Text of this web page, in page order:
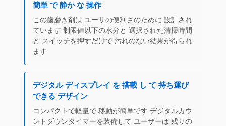
簡単 で 静か な 操作
この歯磨き剤は ユーザの便利さのために 設計され
ています 制限値以下の水分と 選択された清掃時間
と スイッチを押すだけで 汚れのない結果が得られ
ます
デジタル ディスプレイ を 搭載 し て 持ち運び
できる デザイン
コンパクトで軽量で 移動が簡単です デジタルカウ
ントダウンタイマーを装備して ユーザーは 残りの